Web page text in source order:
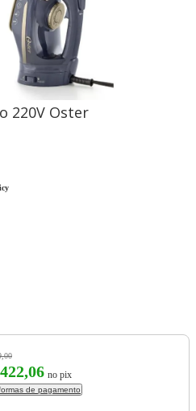
220V Oster
422,06 no pix
de pagamento